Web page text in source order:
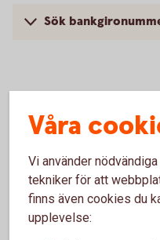
Sök
Företagskonton
Våra
Vi använder
tekniker för att
finns även cookies du
upplevelse: